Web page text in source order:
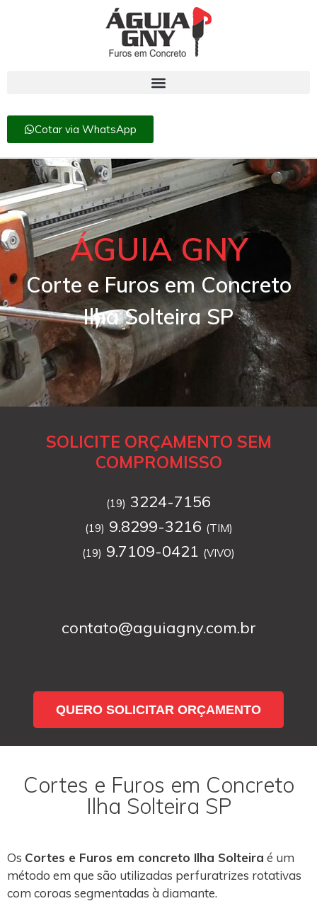
Cotar via WhatsApp
ÁGUIA GNY
Corte e Furos em Concreto
Ilha Solteira SP
SOLICITE ORÇAMENTO SEM
COMPROMISSO
(19) 3224-7156
(19) 9.8299-3216 (TIM)
(19) 9.7109-0421 (VIVO)
contato@aguiagny.com.br
QUERO SOLICITAR ORÇAMENTO
Cortes e Furos em Concreto
Ilha Solteira SP
Os Cortes e Furos em concreto Ilha Solteira é um
método em que são utilizadas perfuratrizes rotativas
com coroas segmentadas à diamante.